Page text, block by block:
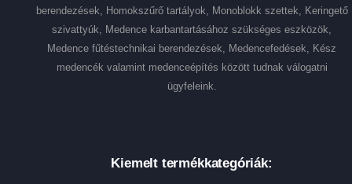
berendezések, Homokszűrő tartályok, Monoblokk szettek, Keringető
szivattyúk, Medence karbantartásához szükséges eszközök,
Medence fűtéstechnikai berendezések, Medencefedések, Kész
medencék valamint medenceépítés között tudnak válogatni
ügyfeleink.
Kiemelt termékkategóriák: